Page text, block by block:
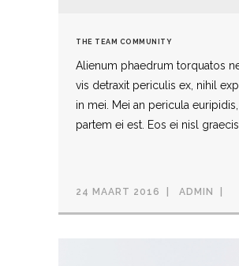
THE TEAM COMMUNITY
Alienum phaedrum torquatos
vis detraxit periculis ex, nihil
in mei. Mei an pericula
partem ei est. Eos ei nisl
24 MAART 2016 ADMIN